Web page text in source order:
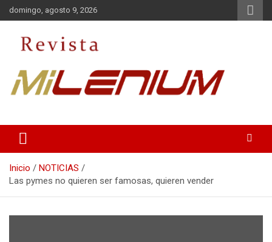
Saltar
al
domingo, agosto 9, 2026
Inicio
NOTICIAS
Las pymes no quieren ser famosas, quieren vender